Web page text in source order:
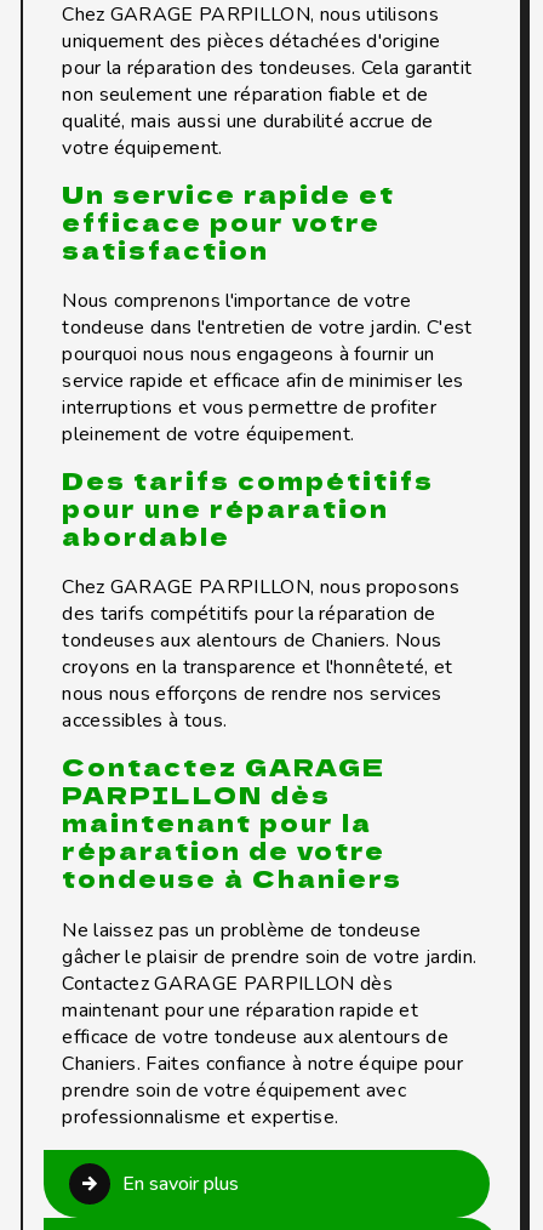
Chez GARAGE PARPILLON, nous utilisons
uniquement des pièces détachées d'origine
pour la réparation des tondeuses. Cela garantit
non seulement une réparation fiable et de
qualité, mais aussi une durabilité accrue de
votre équipement.
Un service rapide et
efficace pour votre
satisfaction
Nous comprenons l'importance de votre
tondeuse dans l'entretien de votre jardin. C'est
pourquoi nous nous engageons à fournir un
service rapide et efficace afin de minimiser les
interruptions et vous permettre de profiter
pleinement de votre équipement.
Des tarifs compétitifs
pour une réparation
abordable
Chez GARAGE PARPILLON, nous proposons
des tarifs compétitifs pour la réparation de
tondeuses aux alentours de Chaniers. Nous
croyons en la transparence et l'honnêteté, et
nous nous efforçons de rendre nos services
accessibles à tous.
Contactez GARAGE
PARPILLON dès
maintenant pour la
réparation de votre
tondeuse à Chaniers
Ne laissez pas un problème de tondeuse
gâcher le plaisir de prendre soin de votre jardin.
Contactez GARAGE PARPILLON dès
maintenant pour une réparation rapide et
efficace de votre tondeuse aux alentours de
Chaniers. Faites confiance à notre équipe pour
prendre soin de votre équipement avec
professionnalisme et expertise.
En savoir plus